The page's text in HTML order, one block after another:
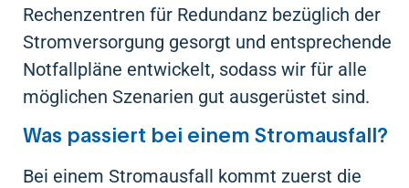
Rechenzentren für Redundanz bezüglich der
Stromversorgung gesorgt und entsprechende
Notfallpläne entwickelt, sodass wir für alle
möglichen Szenarien gut ausgerüstet sind.
Was passiert bei einem Stromausfall?
Bei einem Stromausfall kommt zuerst die